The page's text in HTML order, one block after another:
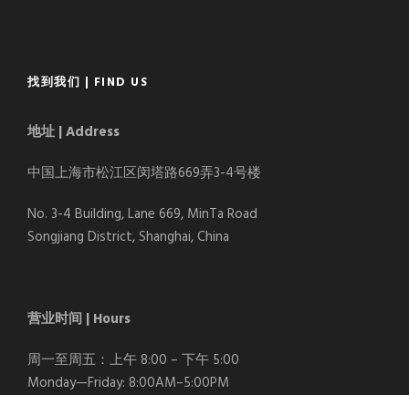
找到我们 | FIND US
地址 | Address
中国上海市松江区闵塔路669弄3-4号楼
No. 3-4 Building, Lane 669, MinTa Road
Songjiang District, Shanghai, China
营业时间 | Hours
周一至周五：上午 8:00 – 下午 5:00
Monday—Friday: 8:00AM–5:00PM